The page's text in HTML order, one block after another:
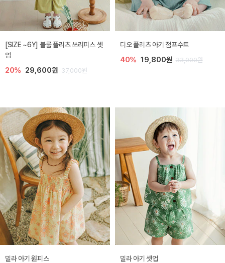
[SIZE ~6Y] 블룸 플리츠 쓰리피스 셋
업
20% 29,600원 37,000원
디오 플리츠 아기 점프수트
40% 19,800원 33,000원
밀라 아기 원피스 밀라 아기 셋업